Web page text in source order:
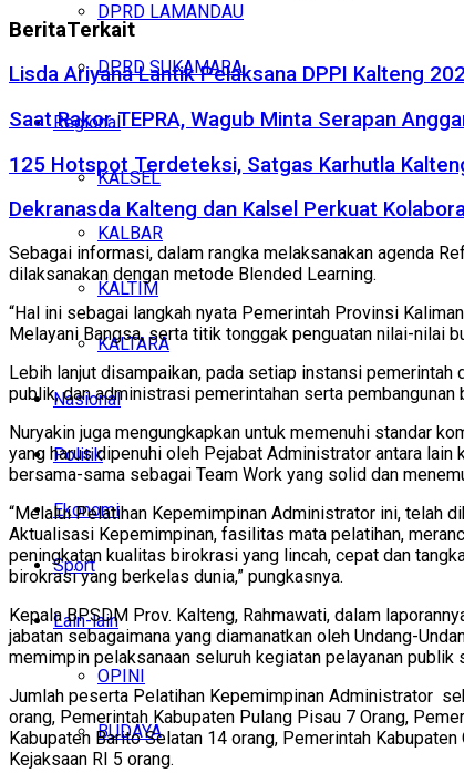
DPRD LAMANDAU
DPRD SUKAMARA
Regional
KALSEL
KALBAR
KALTIM
KALTARA
Nasional
Politik
Ekonomi
Sport
Lain-lain
OPINI
BUDAYA
BeritaTerkait
Lisda Ariyana Lantik Pelaksana DPPI Kalteng
Saat Rakor TEPRA, Wagub Minta Serapan
125 Hotspot Terdeteksi, Satgas Karhutla
Dekranasda Kalteng dan Kalsel Perkuat
Sebagai informasi, dalam rangka melaksanakan agenda
dilaksanakan dengan metode Blended Learning.
“Hal ini sebagai langkah nyata Pemerintah Provinsi
Melayani Bangsa, serta titik tonggak penguatan nilai-nilai
Lebih lanjut disampaikan, pada setiap instansi
publik, dan administrasi pemerintahan serta
Nuryakin juga mengungkapkan untuk memenuhi standar
yang harus dipenuhi oleh Pejabat Administrator antara
bersama-sama sebagai Team Work yang solid dan
“Melalui Pelatihan Kepemimpinan Administrator ini, telah
Aktualisasi Kepemimpinan, fasilitas mata pelatihan,
peningkatan kualitas birokrasi yang lincah, cepat dan
birokrasi yang berkelas dunia,” pungkasnya.
Kepala BPSDM Prov. Kalteng, Rahmawati, dalam
jabatan sebagaimana yang diamanatkan oleh Undang-
memimpin pelaksanaan seluruh kegiatan pelayanan
Jumlah peserta Pelatihan Kepemimpinan Administrator
orang, Pemerintah Kabupaten Pulang Pisau 7 Orang,
Kabupaten Barito Selatan 14 orang, Pemerintah
Kejaksaan RI 5 orang.